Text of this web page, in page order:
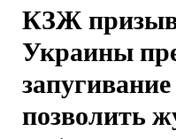
КЗЖ
Украины
позволить